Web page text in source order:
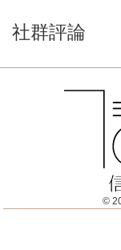
社群評論
©